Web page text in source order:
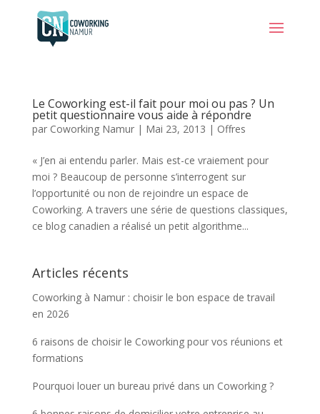
Le Coworking est-il fait pour moi ou pas ? Un
petit questionnaire vous aide à répondre
par Coworking Namur| Mai 23, 2013 | Offres
« J’en ai entendu parler. Mais est-ce vraiement pour
moi ? Beaucoup de personne s’interrogent sur
l’opportunité ou non de rejoindre un espace de
Coworking. A travers une série de questions classiques,
ce blog canadien a réalisé un petit algorithme...
Articles récents
Coworking à Namur : choisir le bon espace de travail
en 2026
6 raisons de choisir le Coworking pour vos réunions et
formations
Pourquoi louer un bureau privé dans un Coworking ?